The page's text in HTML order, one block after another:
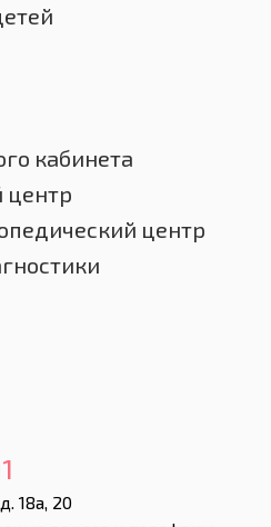
кабинета
центр
18а, 20